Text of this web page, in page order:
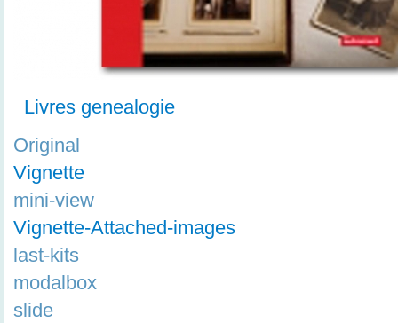
Livres genealogie
Original
Vignette
mini-view
Vignette-Attached-images
last-kits
modalbox
slide